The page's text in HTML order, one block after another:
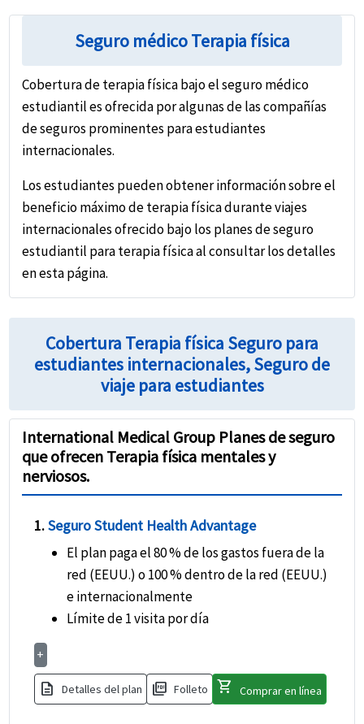
>description shopping_cart
Ver más planes
detalles de los requisitos del estudiante y del
seguro.
límites de cobertura, las primas y los Cobertura
Terapia física específicos incluidos. Asegúrese de
que el plan se ajuste a sus necesidades y
Elija un plan que incluya un ciclista Cobertura
Terapia física si es necesario. Esta cláusula
adicional puede mejorar la cobertura para
actividades deportivas específicas, con opciones
para Cobertura Terapia física de riesgo bajo,
Compre el plan que mejor se ajuste a sus
necesidades y presupuesto utilizando una tarjeta
de crédito y completando la solicitud en línea.
Revise atentamente el mejor seguro Cobertura
Terapia física para estudiantes internacionales,
los documentos recibidos por correo electrónico
Seguro médico Terapia física
Cobertura de terapia física bajo el seguro médico
estudiantil es ofrecida por algunas de las compañías
de seguros prominentes para estudiantes
internacionales.
Los estudiantes pueden obtener información sobre el
beneficio máximo de terapia física durante viajes
internacionales ofrecido bajo los planes de seguro
estudiantil para terapia física al consultar los detalles
en esta página.
Cobertura Terapia física Seguro para
estudiantes internacionales, Seguro de
viaje para estudiantes
International Medical Group Planes de seguro
que ofrecen Terapia física mentales y
nerviosos.
1.Seguro Student Health Advantage
El plan paga el 80 % de los gastos fuera de la
red (EEUU.) o 100 % dentro de la red (EEUU.)
e internacionalmente
Límite de 1 visita por día
+
description Detalles del plan picture_as_pdf Folleto shopping_cart Comprar en línea